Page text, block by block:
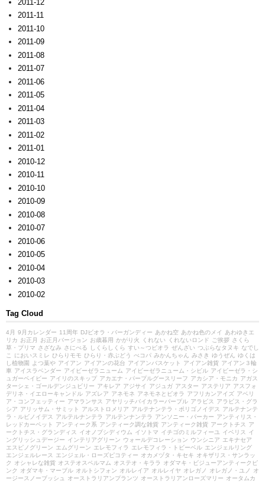
2011-12
2011-11
2011-10
2011-09
2011-08
2011-07
2011-06
2011-05
2011-04
2011-03
2011-02
2011-01
2010-12
2010-11
2010-10
2010-09
2010-08
2010-07
2010-06
2010-05
2010-04
2010-03
2010-02
Tag Cloud
4月 9月カレンダー 11周年 DJビオラ・バーガンディー あかね空 あかね色のメイ
あわゆきエ
リカ お正月 お正月バージョン お歳暮用 かがり火 くれない くれないロンド ご挨拶 さくら
草・プリマ さざなみ さにべる しくらしくら すい～つビオラ ぜんざい つぶらなタヌキ なでし
こ
においスミレ ひらりモモ ひらり・赤ぶどう べコパ みかんちゃん みさき ゆうぜん
ゆくは
し植物園
よつ葉や アイアン アイアンの花台 アイアンバスケット アイアン雑貨 アイアン３輪
車 アイスラベンダー アイビーゼラニューム アイビーゼラニューム・シビル アイビーゼラ・シ
ュガーベイビー アイリのスキップ アカエナ・パープルグースリーフ アカシア・モニカ アガス
ターシェ・ゴールデンジュビリー アキレア アジサイ アジュガ アスター アステリア アスフォ
デリネ・イエローキャンドル アズレア アネモネ アネモネとビオラ アフリカンアイズ アベリ
ア・コンフェッティー アマランサス アヤリッチバイカラーパープル アラビス
アラビス・グラ
シア アリッサム・サミット アルストロメリア アルテナンテラ・ポリゴノイデス
アルテナンテ
ラ・ルビノイデス
アルテルナンテラ アルテンナンテラ アンソニー・パーカー アンティリス・
レッドカーペット
アンティーク系 アンティーク調な雑貨 アンティーク雑貨 アークトチス
ア
ークトチス・グランディス
イオノプシディウム イソトマ イチゴのミルフィーユ イベリス
イ
ングリッシュデージー インテリアグリーン ウォールデコレーション ウンシニア エキナセア
エスピノグリーン エムグリーン エレモフィラ エレモフィラ・トビーベル エンジェルリング
エンジェルレース
エンジェル・ローズピコティー オカメヅタ・キセキ オキザリス・サンラッ
ク
オシャレな雑貨 オステオスペルマム オステオ・キララ
オダマキ・ビジューアンティークピ
ンク
オダマキ・マーブル オルトシフォン オルレイア オルレイヤ オレガノ オレガノ・ユノ
オ
ージースノーブッシュ
オーストラリアンプランツ オーストラリアンローズマリー オータムカ